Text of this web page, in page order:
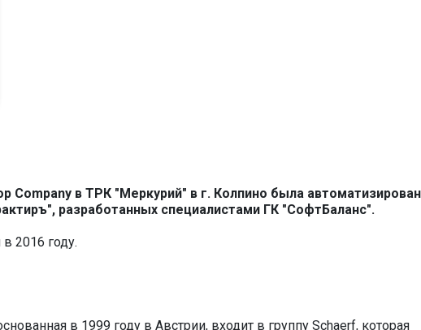
Company в ТРК "Меркурий" в г. Колпино была
разработанных специалистами ГК "СофтБаланс".
2016 году.
в 1999 году в Австрии, входит в группу Schaerf, которая